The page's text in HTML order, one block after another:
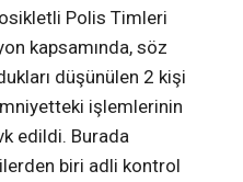
Polis Timleri
kapsamında, söz
düşünülen 2 kişi
işlemlerinin
edildi. Burada
biri adli kontrol